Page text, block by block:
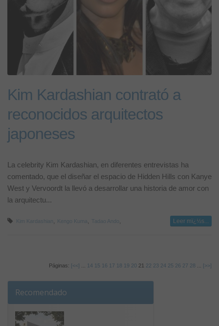
Kim Kardashian contrató a
reconocidos arquitectos
japoneses
La celebrity Kim Kardashian, en diferentes entrevistas ha
comentado, que el diseñar el espacio de Hidden Hills con Kanye
West y Vervoordt la llevó a desarrollar una historia de amor con
la arquitectu...
Kim Kardashian Kengo Kuma Tadao Ando Leer mï¿½s...
Páginas: [<<] 14 15 16 17 18 19 20 21 22 23 24 25 26 27 28 [>>]
Recomendado